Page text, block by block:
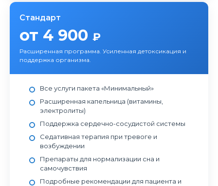
Стандарт
от 4 900 ₽
Расширенная программа. Усиленная детоксикация и
поддержка организма.
Все услуги пакета «Минимальный»
Расширенная капельница (витамины,
электролиты)
Поддержка сердечно-сосудистой системы
Седативная терапия при тревоге и
возбуждении
Препараты для нормализации сна и
самочувствия
Подробные рекомендации для пациента и